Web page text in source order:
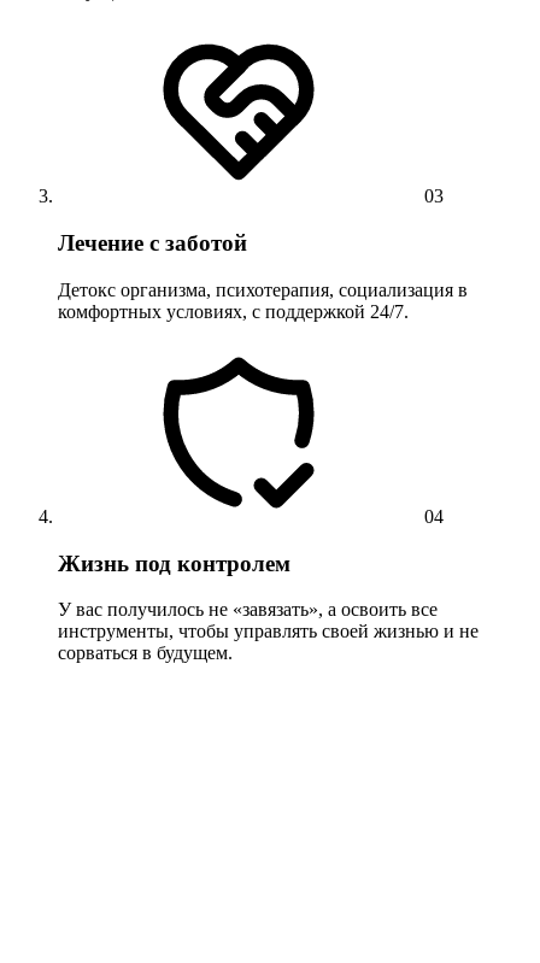
03
Лечение с заботой
Детокс организма, психотерапия, социализация в
комфортных условиях, с поддержкой 24/7.
04
Жизнь под контролем
У вас получилось не «завязать», а освоить все
инструменты, чтобы управлять своей жизнью и не
сорваться в будущем.